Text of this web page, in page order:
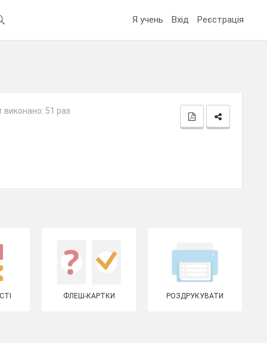
Я учень Вхід Реєстрація
виконано: 51 раз
ФЛЕШ-КАРТКИ РОЗДРУКУВАТИ